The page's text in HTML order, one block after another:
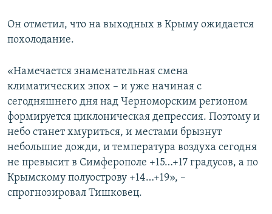
Он отметил, что на выходных в Крыму ожидается
похолодание.
«Намечается знаменательная смена
климатических эпох – и уже начиная с
сегодняшнего дня над Черноморским регионом
формируется циклоническая депрессия. Поэтому и
небо станет хмуриться, и местами брызнут
небольшие дожди, и температура воздуха сегодня
не превысит в Симферополе +15…+17 градусов, а по
Крымскому полуострову +14…+19», –
спрогнозировал Тишковец.